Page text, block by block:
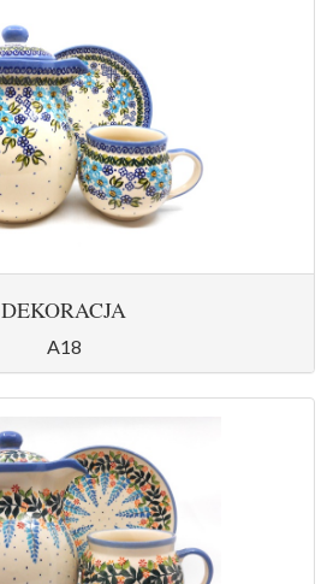
DEKORACJA
A18